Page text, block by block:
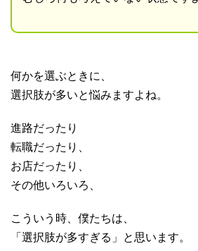
何かを選ぶときに、
選択肢が多いと悩みますよね。
進路だったり
転職だったり、
お店だったり、
その他いろいろ、
こういう時、僕たちは、
「選択肢が多すぎる」と思います。